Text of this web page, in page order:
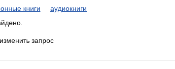
книги
аудиокниги
запрос